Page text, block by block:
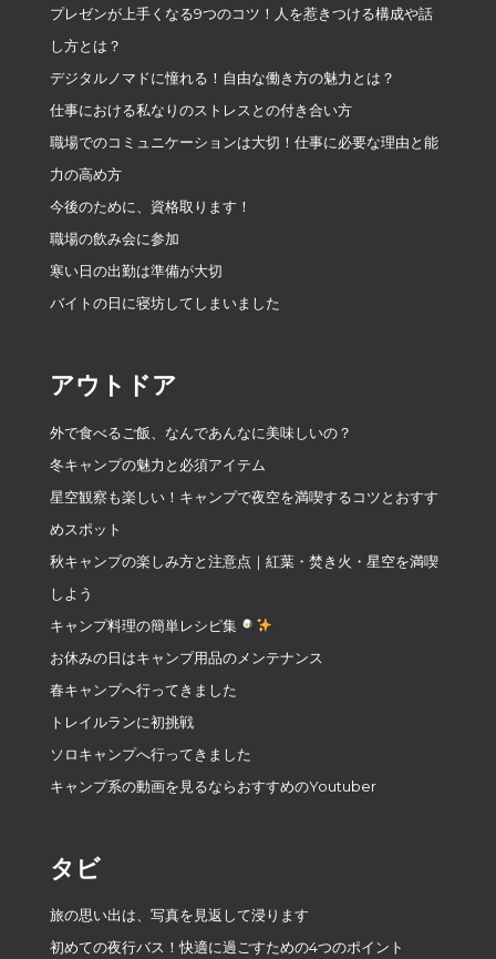
プレゼンが上手くなる9つのコツ！人を惹きつける構成や話
し方とは？
デジタルノマドに憧れる！自由な働き方の魅力とは？
仕事における私なりのストレスとの付き合い方
職場でのコミュニケーションは大切！仕事に必要な理由と能
力の高め方
今後のために、資格取ります！
職場の飲み会に参加
寒い日の出勤は準備が大切
バイトの日に寝坊してしまいました
アウトドア
外で食べるご飯、なんであんなに美味しいの？
冬キャンプの魅力と必須アイテム
星空観察も楽しい！キャンプで夜空を満喫するコツとおすす
めスポット
秋キャンプの楽しみ方と注意点｜紅葉・焚き火・星空を満喫
しよう
キャンプ料理の簡単レシピ集
お休みの日はキャンプ用品のメンテナンス
春キャンプへ行ってきました
トレイルランに初挑戦
ソロキャンプへ行ってきました
キャンプ系の動画を見るならおすすめのYoutuber
タビ
旅の思い出は、写真を見返して浸ります
初めての夜行バス！快適に過ごすための4つのポイント